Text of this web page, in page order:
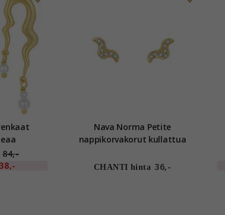
84,-
38,-
Nava Norma Petite
nappikorvakorut kullattua
CHANTI hinta 36,-